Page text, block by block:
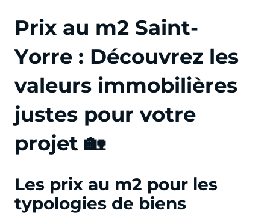
Prix au m2 Saint-
Yorre : Découvrez les
valeurs immobilières
justes pour votre
projet 🏡
Les prix au m2 pour les
typologies de biens